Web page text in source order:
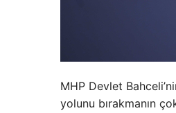
MHP Devlet
yolunu bırakmanın